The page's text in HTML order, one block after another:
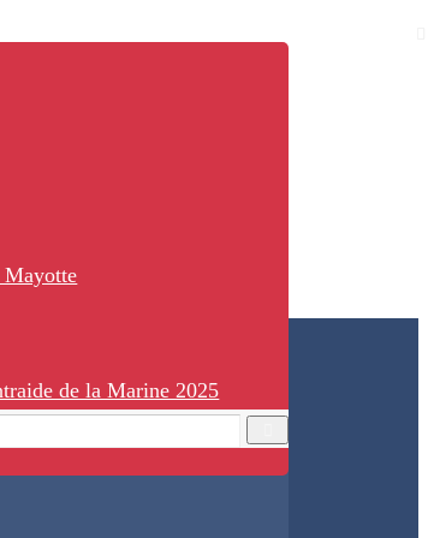
Mayotte
de la Marine 2025